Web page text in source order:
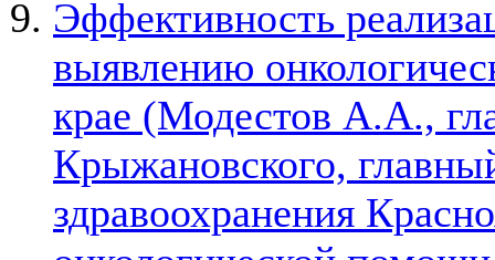
Эффективность
выявлению
крае (Модестов А.А.,
Крыжановского,
здравоохранения